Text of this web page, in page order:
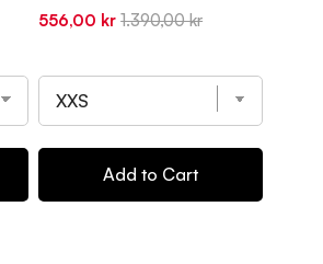
Sale
556,00 kr Original
1.390,00 kr
Add to Cart